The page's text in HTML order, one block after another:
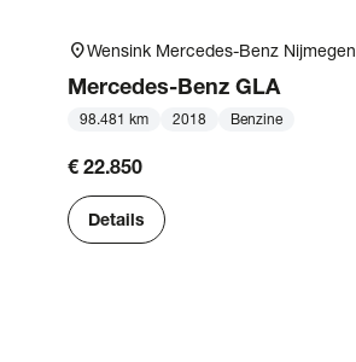
location_onWensink Mercedes-Benz Nijmegen
Mercedes-Benz GLA
98.481 km 2018 Benzine
€ 22.850
Details